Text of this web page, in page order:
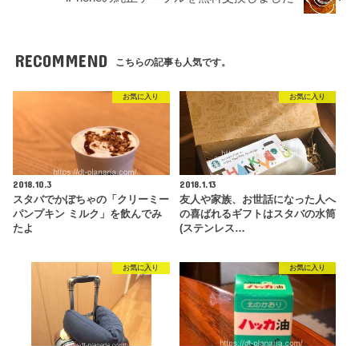
RECOMMEND こちらの記事も人気です。
お気に入り
2018.10.3
スタバでかぼちゃの「クリーミー
パンプキン ミルク」を飲んでみ
たよ
お気に入り
2018.1.13
友人や家族、お世話になった人へ
の喜ばれるギフトはスタバの水筒
(ステンレス…
お気に入り お気に入り